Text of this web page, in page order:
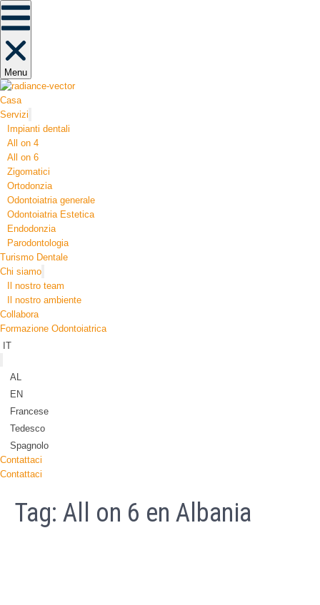
Menu
Casa
Servizi
Impianti dentali
All on 4
All on 6
Zigomatici
Ortodonzia​
Odontoiatria generale
Odontoiatria Estetica
Endodonzia
Parodontologia
Turismo Dentale
Chi siamo
Il nostro team
Il nostro ambiente
Collabora
Formazione Odontoiatrica
IT
AL
EN
Francese
Tedesco
Spagnolo
Contattaci
Contattaci
Tag: All on 6 en Albania